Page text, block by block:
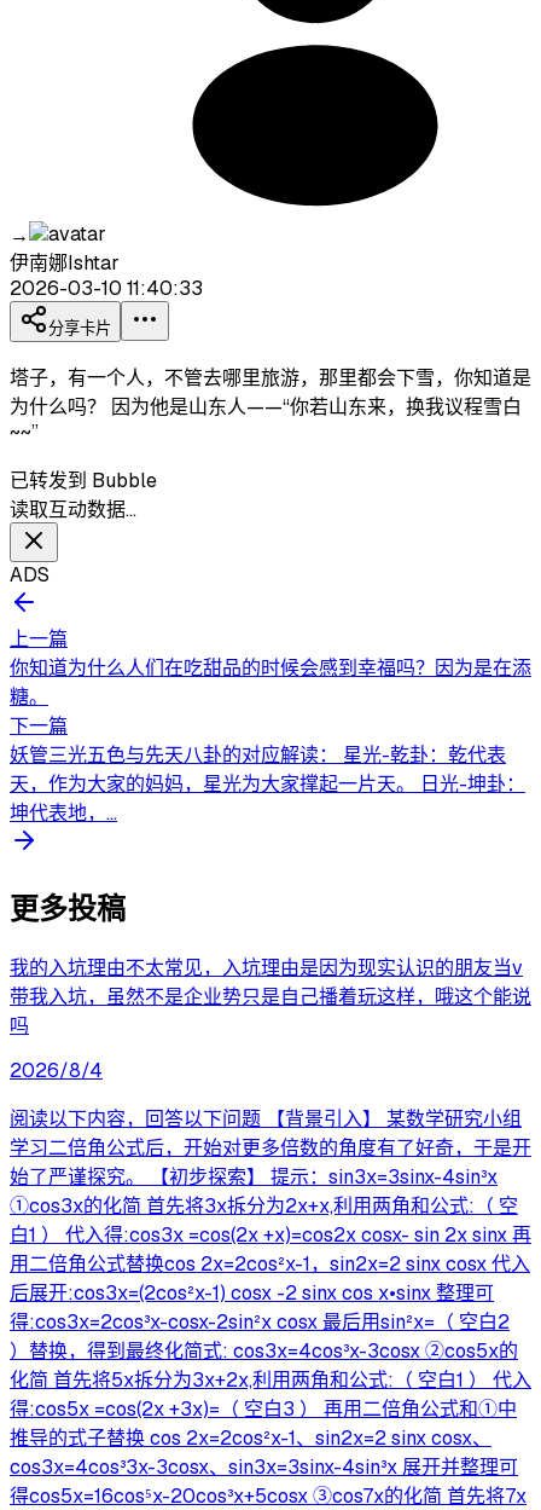
→
伊南娜Ishtar
2026-03-10 11:40:33
分享卡片
塔子，有一个人，不管去哪里旅游，那里都会下雪，你知道是
为什么吗？ 因为他是山东人——“你若山东来，换我议程雪白
~~”
已转发到 Bubble
读取互动数据…
ADS
上一篇
你知道为什么人们在吃甜品的时候会感到幸福吗？因为是在添
糖。
下一篇
妖管三光五色与先天八卦的对应解读： 星光-乾卦：乾代表
天，作为大家的妈妈，星光为大家撑起一片天。 日光-坤卦：
坤代表地，...
更多投稿
我的入坑理由不太常见，入坑理由是因为现实认识的朋友当v
带我入坑，虽然不是企业势只是自己播着玩这样，哦这个能说
吗
2026/8/4
阅读以下内容，回答以下问题 【背景引入】 某数学研究小组
学习二倍角公式后，开始对更多倍数的角度有了好奇，于是开
始了严谨探究。 【初步探索】 提示：sin3x=3sinx-4sin³x
①cos3x的化简 首先将3x拆分为2x+x,利用两角和公式:（ 空
白1 ） 代入得:cos3x =cos(2x +x)=cos2x cosx- sin 2x sinx 再
用二倍角公式替换cos 2x=2cos²x-1，sin2x=2 sinx cosx 代入
后展开:cos3x=(2cos²x-1) cosx -2 sinx cos x•sinx 整理可
得:cos3x=2cos³x-cosx-2sin²x cosx 最后用sin²x=（ 空白2
）替换，得到最终化简式: cos3x=4cos³x-3cosx ②cos5x的
化简 首先将5x拆分为3x+2x,利用两角和公式:（ 空白1 ） 代入
得:cos5x =cos(2x +3x)=（ 空白3 ） 再用二倍角公式和①中
推导的式子替换 cos 2x=2cos²x-1、sin2x=2 sinx cosx、
cos3x=4cos³3x-3cosx、sin3x=3sinx-4sin³x 展开并整理可
得cos5x=16cos⁵x-20cos³x+5cosx ③cos7x的化简 首先将7x